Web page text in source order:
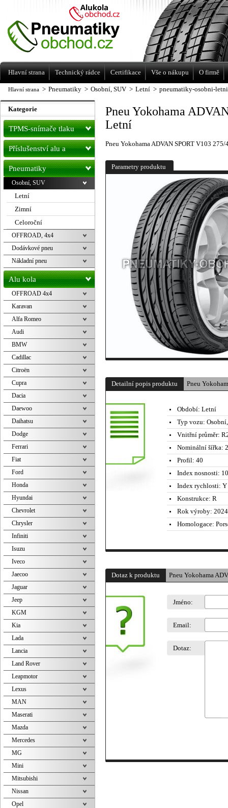
Hlavní strana > Pneumatiky > Osobní, SUV > Letní > pneumatiky-osobni-
Pneu Yokohama
Letní
Pneu Yokohama ADVAN SPORT V103
Parametry produktu
Detailní popis produktu Pneu
Období: Letní
Typ vozu:
Vnitřní průměr:
Nominální šířka:
Profil: 40
Index nosnosti:
Index rychlosti: Y
Konstrukce: R
Rok výroby:
Homologace:
Dotaz k produktu Pneu Yokohama
Jméno:
Email:
Dotaz:
Kategorie
TPMS-snímače tlaku
Příslušenství alu a
pneu
Pneumatiky
Osobní, SUV
Letní
Zimní
Celoroční
OFFROAD, 4x4
Dodávkové pneu
Nákladní pneu
Alu kola
OFFROAD 4x4
Karavan
Alfa Romeo
Audi
BMW
Cadillac
Citroën
Cupra
Dacia
Daewoo
Daihatsu
Dodge
Ferrari
Fiat
Ford
Honda
Hyundai
Chevrolet
Chrysler
Infiniti
Isuzu
Iveco
Jaecoo
Jaguar
Jeep
KGM
Kia
Lada
Lancia
Land Rover
Leapmotor
Lexus
MAN
Maserati
Mazda
Mercedes
MG
Mini
Mitsubishi
Nissan
Opel
Levné pneumatiky letní, zimní, Alu kola
a litá kola Racing Line
Hlavní strana Technický rádce Certifikace Vše o nákupu O firmě